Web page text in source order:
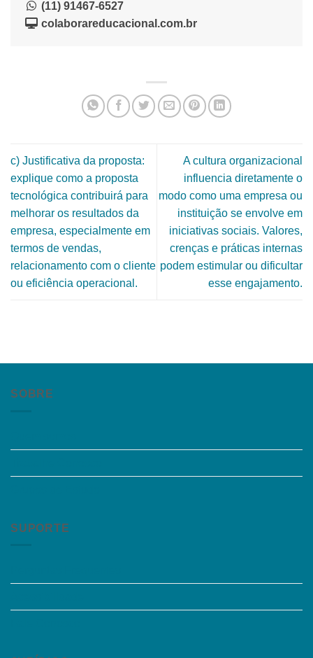
(11) 91467-6527
colaborareducacional.com.br
c) Justificativa da proposta:
explique como a proposta
tecnológica contribuirá para
melhorar os resultados da
empresa, especialmente em
termos de vendas,
relacionamento com o cliente
ou eficiência operacional.
​A cultura organizacional
influencia diretamente o
modo como uma empresa ou
instituição se envolve em
iniciativas sociais. Valores,
crenças e práticas internas
podem estimular ou dificultar
esse engajamento.
SOBRE
SUPORTE